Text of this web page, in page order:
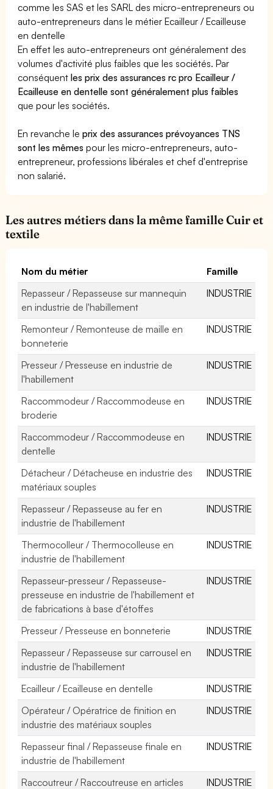
comme les SAS et les SARL des micro-entrepreneurs ou
auto-entrepreneurs dans le métier Ecailleur / Ecailleuse
en dentelle
En effet les auto-entrepreneurs ont généralement des
volumes d'activité plus faibles que les sociétés. Par
conséquentles prix des assurances rc pro Ecailleur /
Ecailleuse en dentelle sont généralement plus faibles
que pour les sociétés.
En revanche leprix des assurances prévoyances TNS
sont les mêmes pour les micro-entrepreneurs, auto-
entrepreneur, professions libérales et chef d'entreprise
non salarié.
Les autres métiers dans la même famille Cuir et
textile
Nom du métier
Famille
Repasseur / Repasseuse sur mannequin
en industrie de l'habillement
INDUSTRIE
Remonteur / Remonteuse de maille en
bonneterie
INDUSTRIE
Presseur / Presseuse en industrie de
l'habillement
INDUSTRIE
Raccommodeur / Raccommodeuse en
broderie
INDUSTRIE
Raccommodeur / Raccommodeuse en
dentelle
INDUSTRIE
Détacheur / Détacheuse en industrie des
matériaux souples
INDUSTRIE
Repasseur / Repasseuse au fer en
industrie de l'habillement
INDUSTRIE
Thermocolleur / Thermocolleuse en
industrie de l'habillement
INDUSTRIE
Repasseur-presseur / Repasseuse-
presseuse en industrie de l'habillement et
de fabrications à base d'étoffes
INDUSTRIE
Presseur / Presseuse en bonneterie
INDUSTRIE
Repasseur / Repasseuse sur carrousel en
industrie de l'habillement
INDUSTRIE
Ecailleur / Ecailleuse en dentelle
INDUSTRIE
Opérateur / Opératrice de finition en
industrie des matériaux souples
INDUSTRIE
Repasseur final / Repasseuse finale en
industrie de l'habillement
INDUSTRIE
Raccoutreur / Raccoutreuse en articles
INDUSTRIE